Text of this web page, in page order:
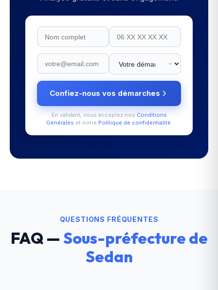
Confiez-nous vos démarches
En validant, vous acceptez nos Conditions
Générales et notre Politique de confidentialité.
QUESTIONS FRÉQUENTES
FAQ — Sous-préfecture de
Sedan